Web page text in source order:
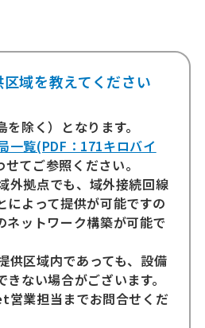
域を教えてください
除く）となります。
一覧(PDF：171キロバイ
てご参照ください。
外拠点でも、域外接続回線
によって提供が可能ですの
ネットワーク構築が可能で
供区域内であっても、設備
ない場合がございます。
営業担当までお問合せくだ